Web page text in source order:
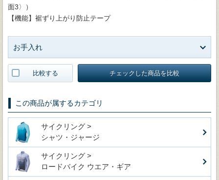
面3〉）
【機能】裾ずり上がり防止テープ
お手入れ
比較する チェックした商品を比較
この商品が属するカテゴリ
サイクリング >
シャツ・ジャージ
サイクリング >
ロードバイク ウエア・ギア